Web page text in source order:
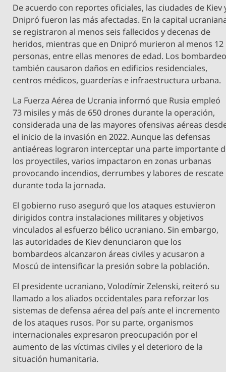
De acuerdo con reportes oficiales, las ciudades de Kiev
Dnipró fueron las más afectadas. En la capital
se registraron al menos seis fallecidos y decenas de
heridos, mientras que en Dnipró murieron al menos 12
personas, entre ellas menores de edad. Los
también causaron daños en edificios residenciales,
centros médicos, guarderías e infraestructura urbana.
La Fuerza Aérea de Ucrania informó que Rusia empleó
73 misiles y más de 650 drones durante la operación,
considerada una de las mayores ofensivas aéreas
el inicio de la invasión en 2022. Aunque las defensas
antiaéreas lograron interceptar una parte importante
los proyectiles, varios impactaron en zonas urbanas
provocando incendios, derrumbes y labores de rescate
durante toda la jornada.
El gobierno ruso aseguró que los ataques estuvieron
dirigidos contra instalaciones militares y objetivos
vinculados al esfuerzo bélico ucraniano. Sin embargo,
las autoridades de Kiev denunciaron que los
bombardeos alcanzaron áreas civiles y acusaron a
Moscú de intensificar la presión sobre la población.
El presidente ucraniano, Volodímir Zelenski, reiteró su
llamado a los aliados occidentales para reforzar los
sistemas de defensa aérea del país ante el incremento
de los ataques rusos. Por su parte, organismos
internacionales expresaron preocupación por el
aumento de las víctimas civiles y el deterioro de la
situación humanitaria.